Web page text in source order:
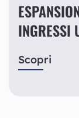
INGRESSI
Scopri